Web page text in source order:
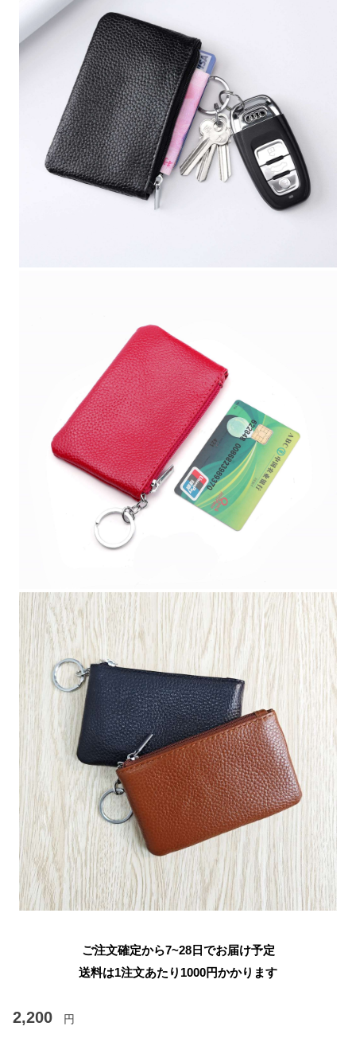
ご注文確定から7~28日でお届け予定
送料は1注文あたり 1000円かかります
2,200 円